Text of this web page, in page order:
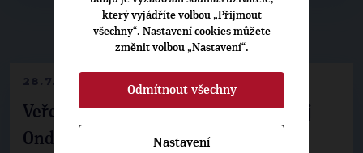
▶NEPŘEHLÉDNĚTE◀
28.7.2026
Veřejné finance, euro i školství. Matěj
Ondřej Havel jednal s prezidentem
který vyjádříte volbou „Přijmout
všechny“. Nastavení cookies můžete
změnit volbou „Nastavení“.
Odmítnout všechny
Nastavení